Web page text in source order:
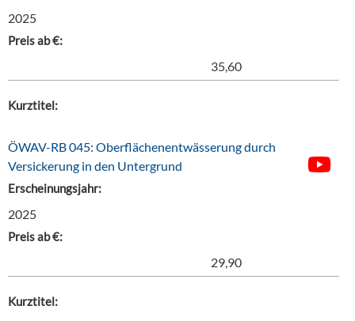
2025
Preis ab €:
35,60
Kurztitel:
ÖWAV-RB 045: Oberflächenentwässerung durch
Versickerung in den Untergrund
Erscheinungsjahr:
2025
Preis ab €:
29,90
Kurztitel: